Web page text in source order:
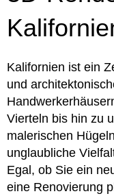
Kalifornien ist ein
und
Vierteln bis hin zu
malerischen
unglaubliche
Egal, ob Sie ein
eine Renovierung